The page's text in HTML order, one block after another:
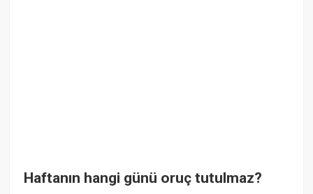
Haftanın hangi günü oruç tutulmaz?